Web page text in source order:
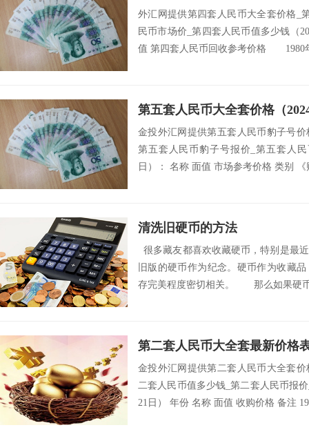
外汇网提供第四套人民币大全套价格_
民币市场价_第四套人民币值多少钱（
值 第四套人民币回收参考价格 1980
第五套人民币大全套价格（
金投外汇网提供第五套人民币豹子号
第五套人民币豹子号报价_第五套人
日）： 名称 面值 市场参考价格 类别
清洗旧硬币的方法
很多藏友都喜欢收藏硬币，特别是最
旧版的硬币作为纪念。硬币作为收藏
存完美程度密切相关。 那么如果硬
第二套人民币大全套最新价格
金投外汇网提供第二套人民币大全套
二套人民币值多少钱_第二套人民币报
21日） 年份 名称 面值 收购价格 备注